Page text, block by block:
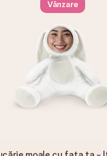
Vânzare